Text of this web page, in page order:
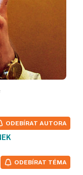
ODEBÍRAT AUTORA
ODEBÍRAT TÉMA